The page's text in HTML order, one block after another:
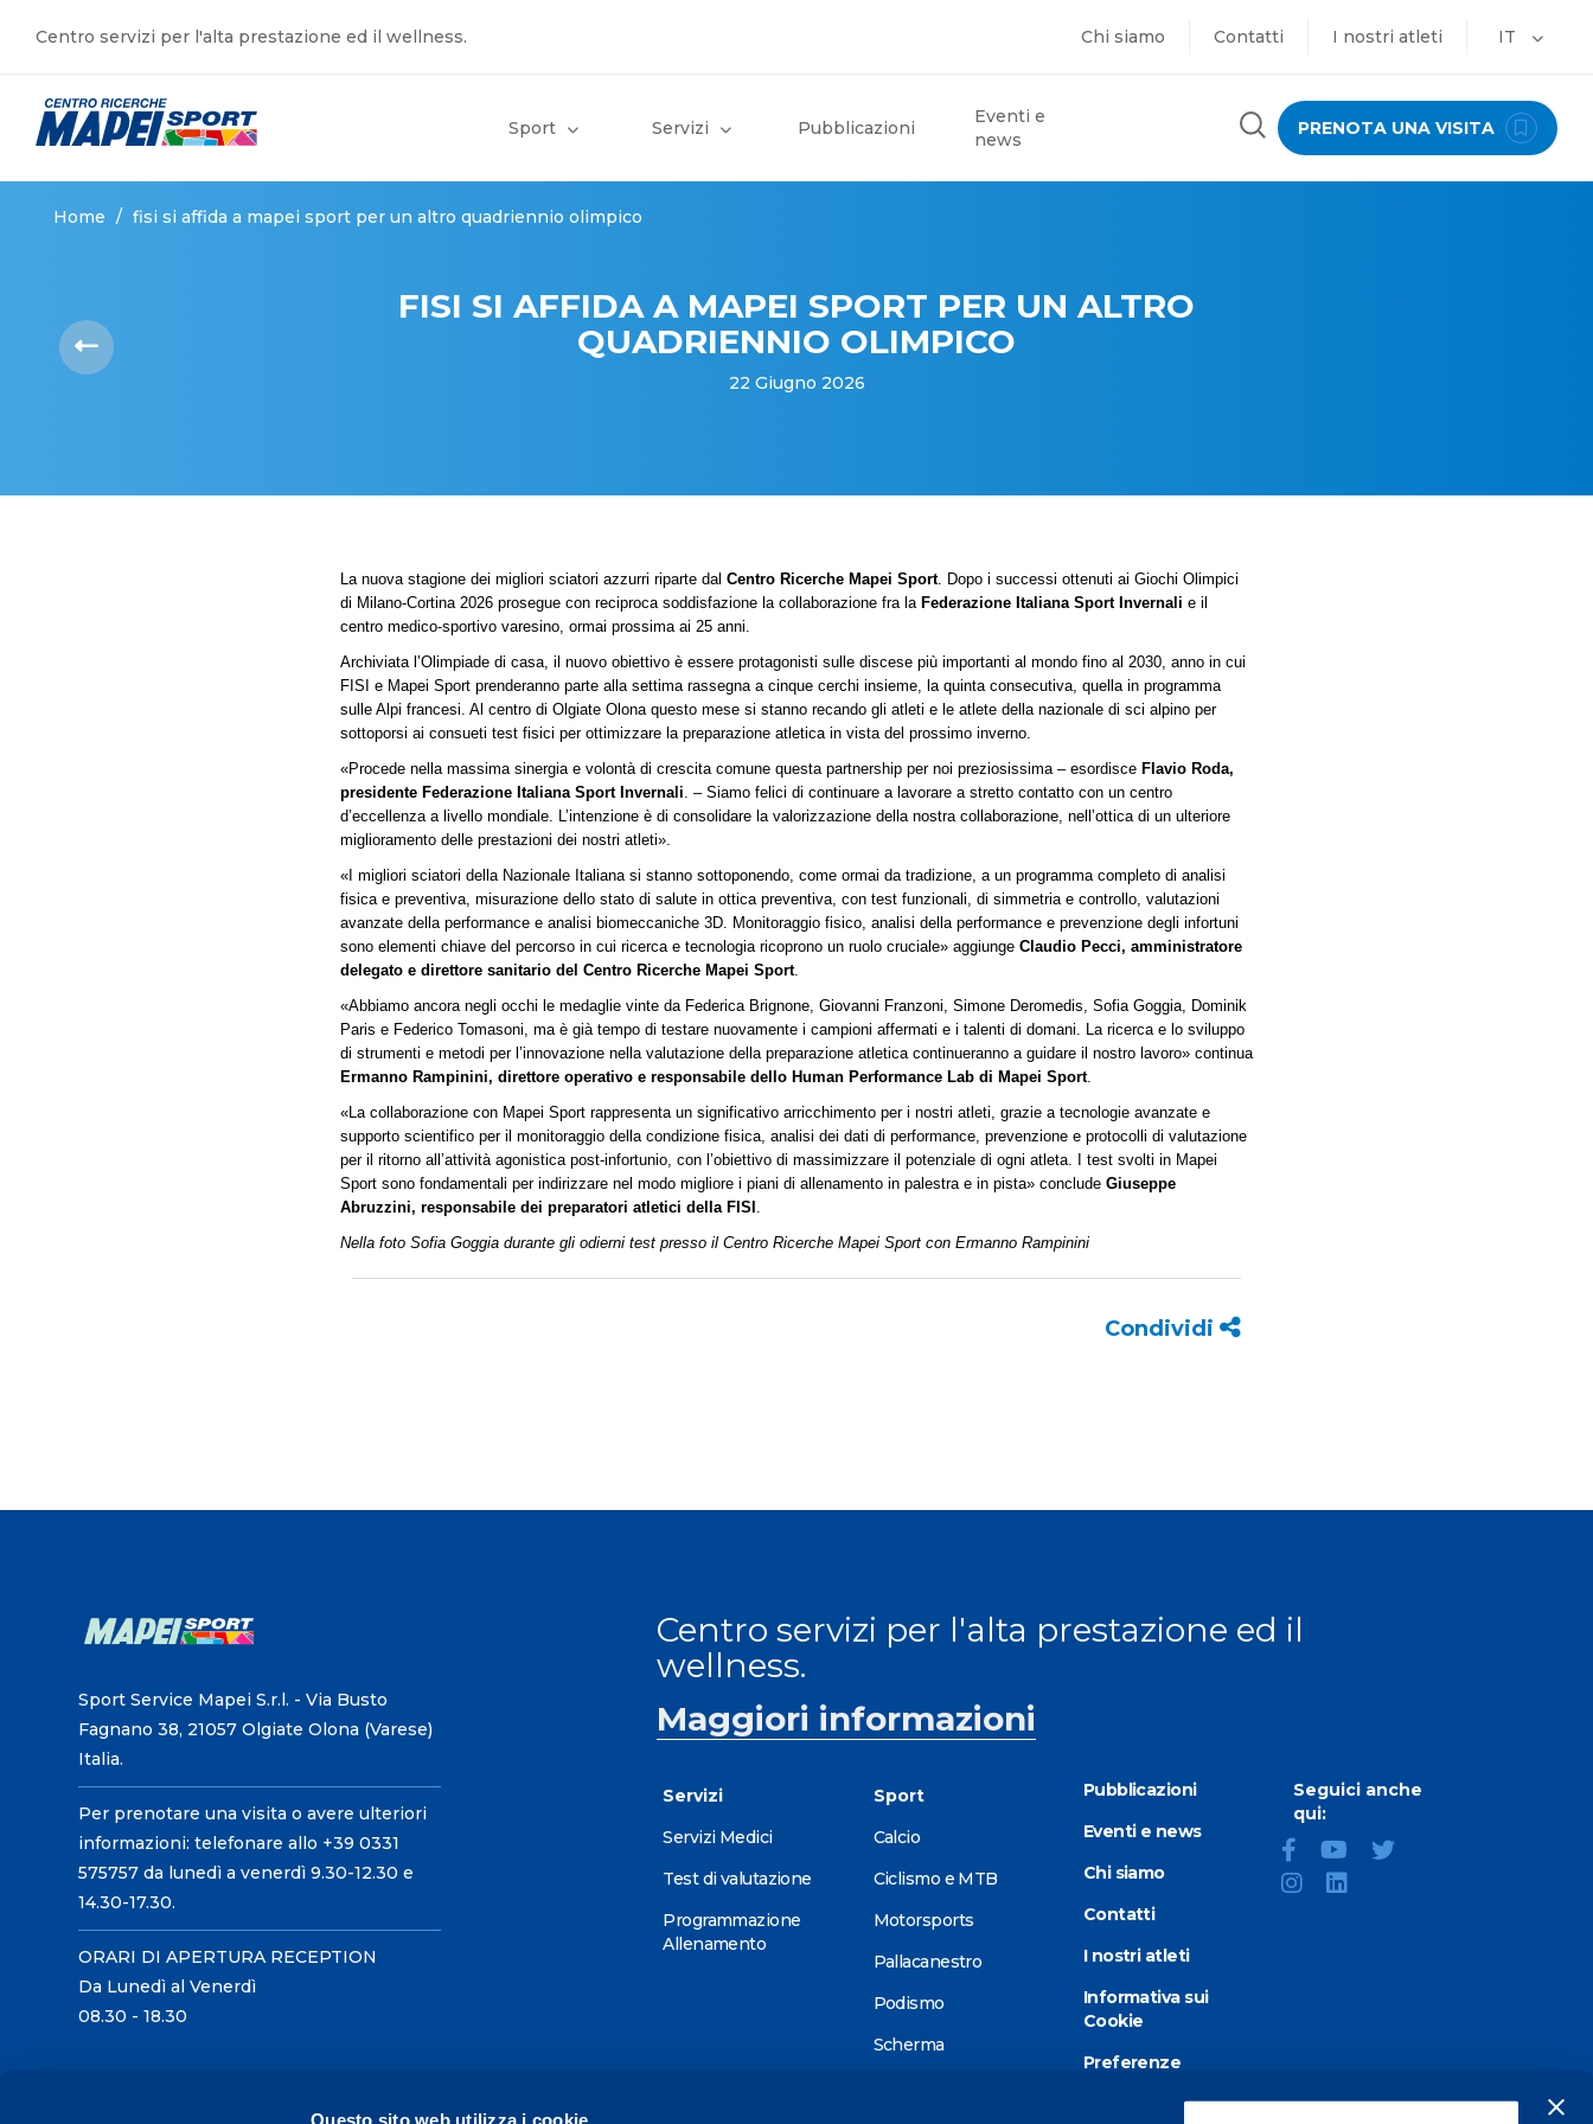
Questo sito web utilizza i cookie
Centro servizi per l'alta prestazione ed il wellness. Chi siamo Contatti I nostri atleti IT
Sport Servizi Pubblicazioni
Eventi e
news
PRENOTA UNA VISITA
Home / fisi si affida a mapei sport per un altro quadriennio olimpico
FISI SI AFFIDA A MAPEI SPORT PER UN ALTRO
QUADRIENNIO OLIMPICO
22 Giugno 2026
La nuova stagione dei migliori sciatori azzurri riparte dal Centro Ricerche Mapei Sport. Dopo i successi ottenuti ai Giochi Olimpici
di Milano-Cortina 2026 prosegue con reciproca soddisfazione la collaborazione fra la Federazione Italiana Sport Invernali e il
centro medico-sportivo varesino, ormai prossima ai 25 anni.
Archiviata l’Olimpiade di casa, il nuovo obiettivo è essere protagonisti sulle discese più importanti al mondo fino al 2030, anno in cui
FISI e Mapei Sport prenderanno parte alla settima rassegna a cinque cerchi insieme, la quinta consecutiva, quella in programma
sulle Alpi francesi. Al centro di Olgiate Olona questo mese si stanno recando gli atleti e le atlete della nazionale di sci alpino per
sottoporsi ai consueti test fisici per ottimizzare la preparazione atletica in vista del prossimo inverno.
«Procede nella massima sinergia e volontà di crescita comune questa partnership per noi preziosissima – esordisce Flavio Roda,
presidente Federazione Italiana Sport Invernali. – Siamo felici di continuare a lavorare a stretto contatto con un centro
d’eccellenza a livello mondiale. L’intenzione è di consolidare la valorizzazione della nostra collaborazione, nell’ottica di un ulteriore
miglioramento delle prestazioni dei nostri atleti».
«I migliori sciatori della Nazionale Italiana si stanno sottoponendo, come ormai da tradizione, a un programma completo di analisi
fisica e preventiva, misurazione dello stato di salute in ottica preventiva, con test funzionali, di simmetria e controllo, valutazioni
avanzate della performance e analisi biomeccaniche 3D. Monitoraggio fisico, analisi della performance e prevenzione degli infortuni
sono elementi chiave del percorso in cui ricerca e tecnologia ricoprono un ruolo cruciale» aggiunge Claudio Pecci, amministratore
delegato e direttore sanitario del Centro Ricerche Mapei Sport.
«Abbiamo ancora negli occhi le medaglie vinte da Federica Brignone, Giovanni Franzoni, Simone Deromedis, Sofia Goggia, Dominik
Paris e Federico Tomasoni, ma è già tempo di testare nuovamente i campioni affermati e i talenti di domani. La ricerca e lo sviluppo
di strumenti e metodi per l’innovazione nella valutazione della preparazione atletica continueranno a guidare il nostro lavoro» continua
Ermanno Rampinini, direttore operativo e responsabile dello Human Performance Lab di Mapei Sport.
«La collaborazione con Mapei Sport rappresenta un significativo arricchimento per i nostri atleti, grazie a tecnologie avanzate e
supporto scientifico per il monitoraggio della condizione fisica, analisi dei dati di performance, prevenzione e protocolli di valutazione
per il ritorno all’attività agonistica post-infortunio, con l’obiettivo di massimizzare il potenziale di ogni atleta.
I test svolti in Mapei
Sport sono fondamentali per indirizzare nel modo migliore i piani di allenamento in palestra e in pista» conclude Giuseppe
Abruzzini, responsabile dei preparatori atletici della FISI .
Nella foto Sofia Goggia durante gli odierni test presso il Centro Ricerche Mapei Sport con Ermanno Rampinini
Condividi
Sport Service Mapei S.r.l. - Via Busto
Fagnano 38, 21057 Olgiate Olona (Varese)
Italia.
Per prenotare una visita o avere ulteriori
informazioni: telefonare allo +39 0331
575757 da lunedì a venerdì 9.30-12.30 e
14.30-17.30.
ORARI DI APERTURA RECEPTION
Da Lunedì al Venerdì
08.30 - 18.30
Centro servizi per l'alta prestazione ed il
wellness.
Maggiori informazioni
Servizi
Servizi Medici
Test di valutazione
Programmazione
Allenamento
Sport
Calcio
Ciclismo e MTB
Motorsports
Pallacanestro
Podismo
Scherma
Pubblicazioni
Eventi e news
Chi siamo
Contatti
I nostri atleti
Informativa sui
Cookie
Preferenze
Seguici anche
qui: